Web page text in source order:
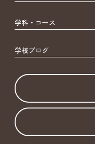
学科・コース
学校ブログ